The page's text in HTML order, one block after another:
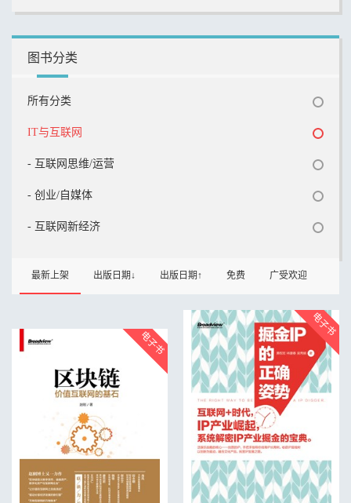
图书分类
所有分类
IT与互联网
- 互联网思维/运营
- 创业/自媒体
- 互联网新经济
最新上架 出版日期↓ 出版日期↑ 免费 广受欢迎